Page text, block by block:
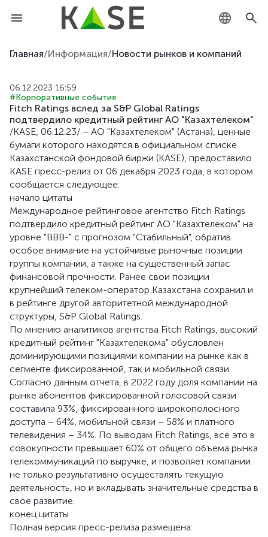
KZ
Главная/Информация/Новости рынков и компаний
06.12.2023 16:59
#Корпоративные события
Fitch Ratings вслед за S&P Global Ratings
подтвердило кредитный рейтинг АО "Казахтелеком"
/KASE, 06.12.23/ – АО "Казахтелеком" (Астана), ценные
бумаги которого находятся в официальном списке
Казахстанской фондовой биржи (KASE), предоставило
KASE пресс-релиз от 06 декабря 2023 года, в котором
сообщается следующее:
начало цитаты
Международное рейтинговое агентство Fitch Ratings
подтвердило кредитный рейтинг АО "Казахтелеком" на
уровне "ВВВ-" с прогнозом "Стабильный", обратив
особое внимание на устойчивые рыночные позиции
группы компании, а также на существенный запас
финансовой прочности. Ранее свои позиции
крупнейший телеком-оператор Казахстана сохранил и
в рейтинге другой авторитетной международной
структуры, S&P Global Ratings.
По мнению аналитиков агентства Fitch Ratings, высокий
кредитный рейтинг "Казахтелекома" обусловлен
доминирующими позициями компании на рынке как в
сегменте фиксированной, так и мобильной связи.
Согласно данным отчета, в 2022 году доля компании на
рынке абонентов фиксированной голосовой связи
составила 93%, фиксированного широкополосного
доступа – 64%, мобильной связи – 58% и платного
телевидения – 34%. По выводам Fitch Ratings, все это в
совокупности превышает 60% от общего объема рынка
телекоммуникаций по выручке, и позволяет компании
не только результативно осуществлять текущую
деятельность, но и вкладывать значительные средства в
свое развитие.
конец цитаты
Полная версия пресс-релиза размещена: